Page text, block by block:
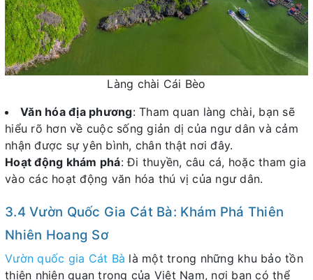
Làng chài Cái Bèo
Văn hóa địa phương: Tham quan làng chài, bạn sẽ
hiểu rõ hơn về cuộc sống giản dị của ngư dân và cảm
nhận được sự yên bình, chân thật nơi đây.
Hoạt động khám phá: Đi thuyền, câu cá, hoặc tham gia
vào các hoạt động văn hóa thú vị của ngư dân.
3.4 Vườn Quốc Gia Cát Bà: Khám Phá Thiên
Nhiên Hoang Sơ
Vườn quốc gia Cát Bà là một trong những khu bảo tồn
thiên nhiên quan trọng của Việt Nam, nơi bạn có thể